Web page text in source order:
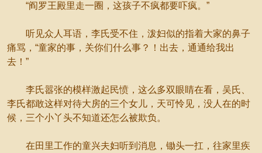
“阎罗王殿里走一圈，这孩子不疯都要吓疯。”
听见众人耳语，李氏受不住，泼妇似的指着大家的鼻子
痛骂，“童家的事，关你们什么事？！出去，通通给我出
去！”
李氏嚣张的模样激起民愤，这么多双眼睛在看，吴氏、
李氏都敢这样对待大房的三个女儿，天可怜见，没人在的时
候，三个小丫头不知道还怎么被欺负。
在田里工作的童兴夫妇听到消息，锄头一扛，往家里疾